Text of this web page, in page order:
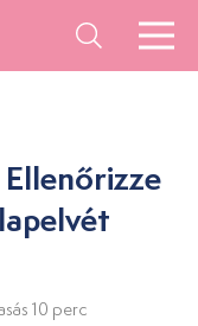
10 perc